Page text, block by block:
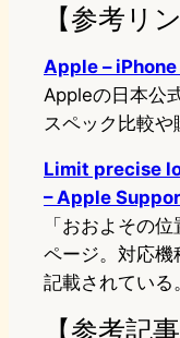
【参考リ
Apple – iPhone
Appleの日本公
スペック比較や
Limit precise
– Apple
「おおよその
ページ。対応機
記載されている。
【参考記事